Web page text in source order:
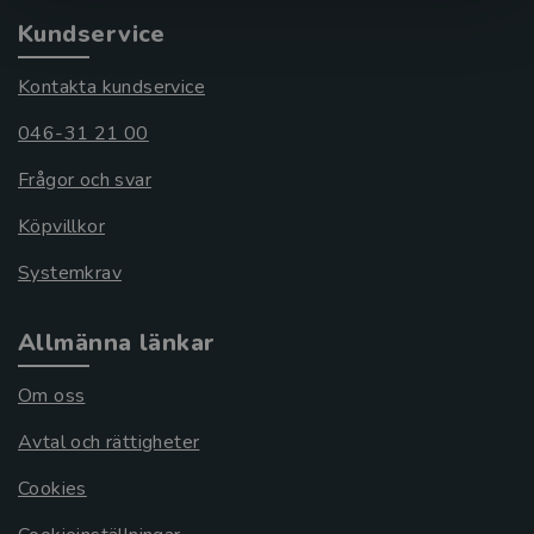
Kundservice
Kontakta kundservice
046-31 21 00
Frågor och svar
Köpvillkor
Systemkrav
Allmänna länkar
Om oss
Avtal och rättigheter
Cookies